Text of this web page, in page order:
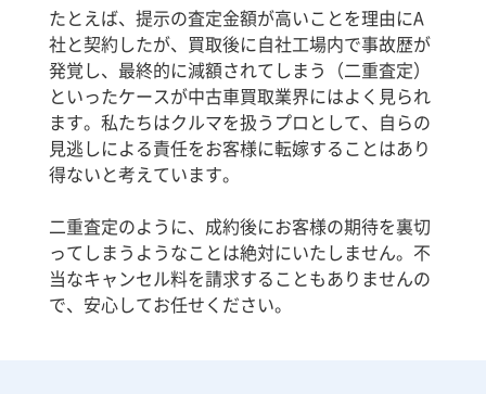
たとえば、提示の査定金額が高いことを理由にA
社と契約したが、買取後に自社工場内で事故歴が
発覚し、最終的に減額されてしまう（二重査定）
といったケースが中古車買取業界にはよく見られ
ます。私たちはクルマを扱うプロとして、自らの
見逃しによる責任をお客様に転嫁することはあり
得ないと考えています。
二重査定のように、成約後にお客様の期待を裏切
ってしまうようなことは絶対にいたしません。不
当なキャンセル料を請求することもありませんの
で、安心してお任せください。